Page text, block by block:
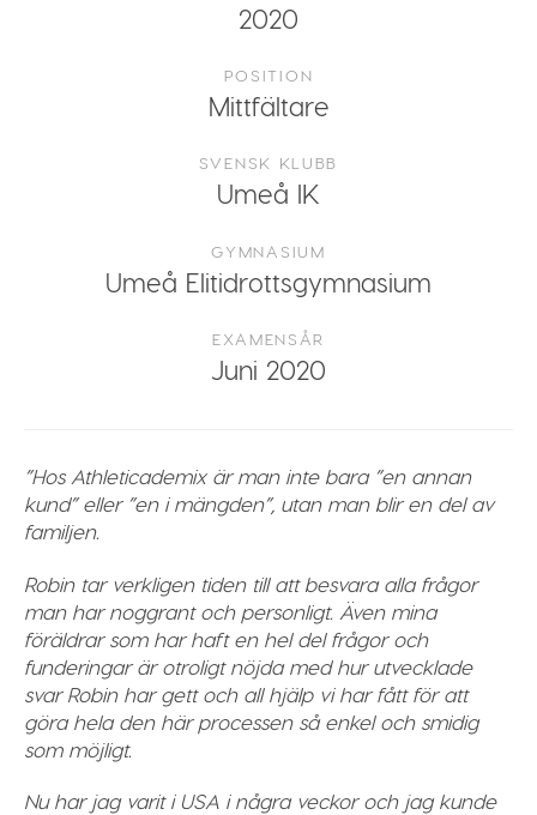
2020
POSITION
Mittfältare
SVENSK KLUBB
Umeå IK
GYMNASIUM
Umeå Elitidrottsgymnasium
EXAMENSÅR
Juni 2020
”Hos Athleticademix är man inte bara ”en annan
kund” eller ”en i mängden”, utan man blir en del av
familjen.
Robin tar verkligen tiden till att besvara alla frågor
man har noggrant och personligt. Även mina
föräldrar som har haft en hel del frågor och
funderingar är otroligt nöjda med hur utvecklade
svar Robin har gett och all hjälp vi har fått för att
göra hela den här processen så enkel och smidig
som möjligt.
Nu har jag varit i USA i några veckor och jag kunde